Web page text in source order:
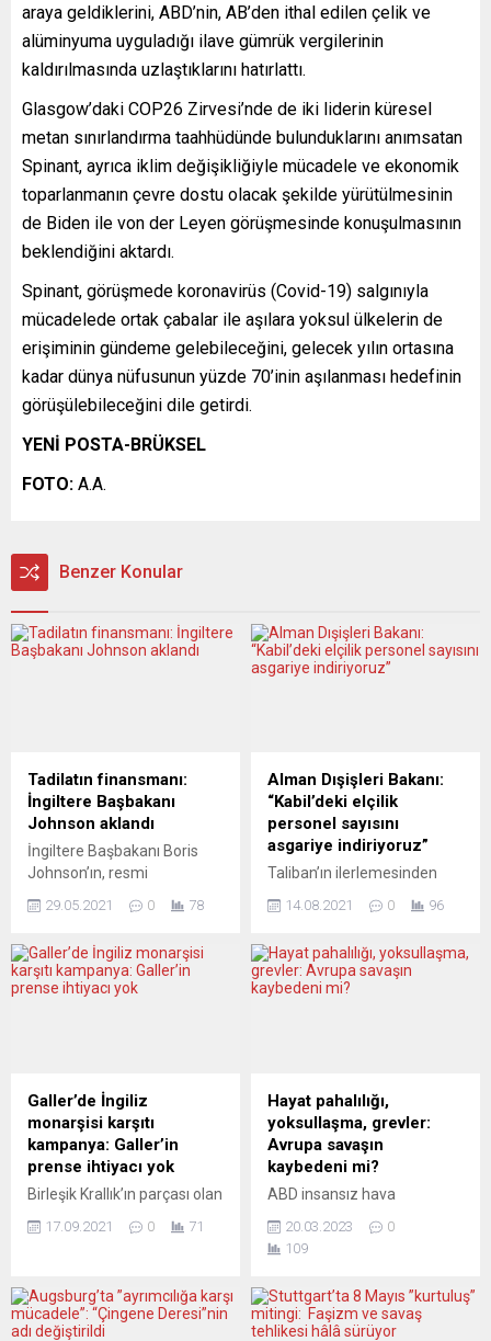
araya geldiklerini, ABD’nin, AB’den ithal edilen çelik ve
alüminyuma uyguladığı ilave gümrük vergilerinin
kaldırılmasında uzlaştıklarını hatırlattı.
Glasgow’daki COP26 Zirvesi’nde de iki liderin küresel
metan sınırlandırma taahhüdünde bulunduklarını anımsatan
Spinant, ayrıca iklim değişikliğiyle mücadele ve ekonomik
toparlanmanın çevre dostu olacak şekilde yürütülmesinin
de Biden ile von der Leyen görüşmesinde konuşulmasının
beklendiğini aktardı.
Spinant, görüşmede koronavirüs (Covid-19) salgınıyla
mücadelede ortak çabalar ile aşılara yoksul ülkelerin de
erişiminin gündeme gelebileceğini, gelecek yılın ortasına
kadar dünya nüfusunun yüzde 70’inin aşılanması hedefinin
görüşülebileceğini dile getirdi.
YENİ POSTA-BRÜKSEL
FOTO: A.A.
Benzer Konular
Tadilatın finansmanı:
İngiltere Başbakanı
Johnson aklandı
İngiltere Başbakanı Boris
Johnson’ın, resmi
finanse edileceği
davranmayarak
düşüncesizlik yaptığı, ancak
dairenin tadilat bedelinin bir
Muhafazakâr Parti bağışçısı
tarafından karşılandığı
iddialarına ilişkin raporunu
tamamladı. Raporda,
“Başbakan, benim
görüşüme göre
29.05.2021 0 78
Alman Dışişleri Bakanı:
“Kabil’deki elçilik
personel sayısını
asgariye indiriyoruz”
Taliban’ın ilerlemesinden
ortamı dolayısıyla bazı
geri çekiyor. Almanya,
Kabil’deki Büyükelçilik
Afganistan’ın başkenti
Kabil’deki Alman
Büyükelçiliği’nde çalışan
personel sayısının “mutlak
minimuma” indirileceğini
açıkladı. Maas ayrıca bir kriz
destek ekibinin güvenlik
önlemlerini artırmak
14.08.2021 0 96
Galler’de İngiliz
monarşisi karşıtı
kampanya: Galler’in
prense ihtiyacı yok
Birleşik Krallık’ın parçası olan
reklam panolarına monarşi
Cumhuriyet adlı gruptan
yapılan açıklamada,
17.09.2021 0 71
Hayat pahalılığı,
yoksullaşma, grevler:
Avrupa savaşın
kaybedeni mi?
ABD insansız hava
yakın uçuşları, mevcut
durumda kesinlikle
derece tehlikeli eylemleri
temsil ediyor. ABD’nin
20.03.2023
0
109